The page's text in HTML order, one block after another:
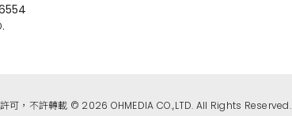
可，不許轉載 © 2026 OHMEDIA CO.,LTD. All Rights Reserved.